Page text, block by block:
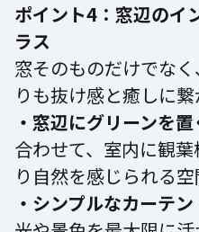
ポイント4：窓辺のイ
ラス
窓そのものだけでな
りも抜け感と癒しに繋
・窓辺にグリーンを置
合わせて、室内に観
り自然を感じられる空
・シンプルなカーテ